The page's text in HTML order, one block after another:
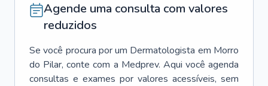
Agende uma consulta com valores
reduzidos
Se você procura por um Dermatologista em Morro
do Pilar, conte com a Medprev. Aqui você agenda
consultas e exames por valores acessíveis, sem